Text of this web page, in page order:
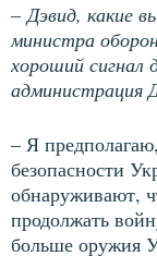
–Дэвид, какие
министра
хороший
администрация
– Я
безопасности
обнаруживают,
продолжать
больше оружия